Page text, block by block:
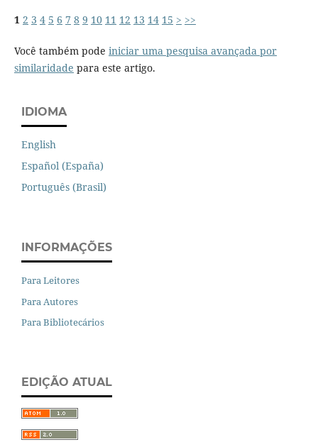
1 2 3 4 5 6 7 8 9 10 11 12 13 14 15 > >>
Você também pode iniciar uma pesquisa avançada por
similaridade para este artigo.
IDIOMA
English
Español (España)
Português (Brasil)
INFORMAÇÕES
Para Leitores
Para Autores
Para Bibliotecários
EDIÇÃO ATUAL